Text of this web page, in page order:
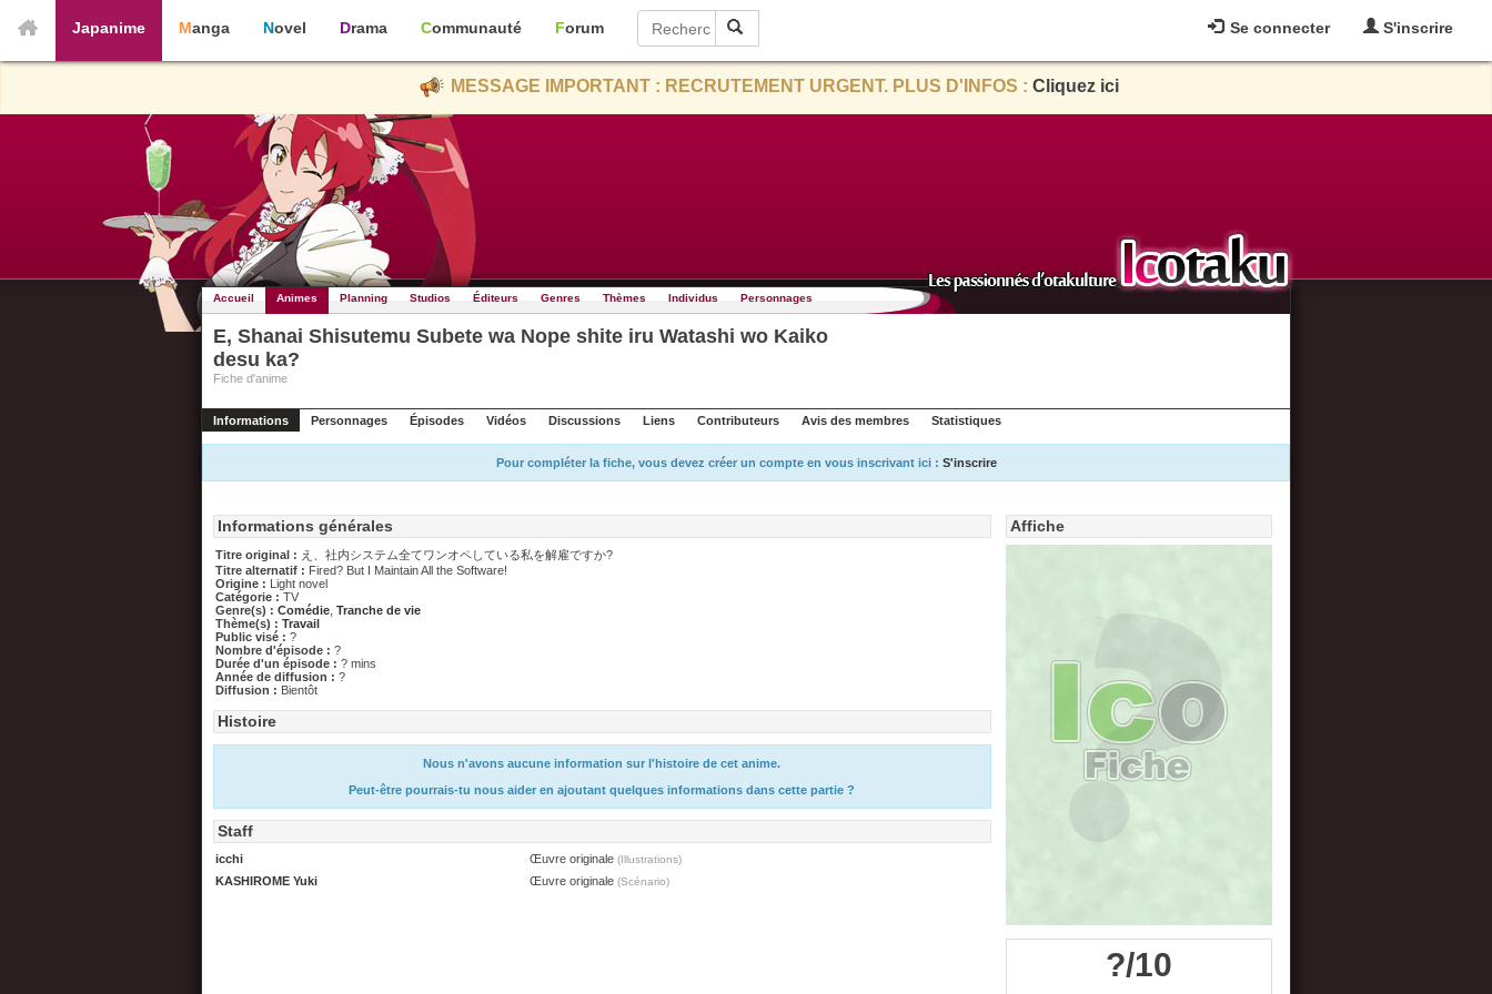
Se connecter S'inscrire
Japanime Manga Novel Drama Communauté Forum
MESSAGE IMPORTANT : RECRUTEMENT URGENT. PLUS D'INFOS : Cliquez ici
Accueil Animes Planning Studios Éditeurs Genres Thèmes Individus Personnages
E, Shanai Shisutemu Subete wa Nope shite iru Watashi wo Kaiko
desu ka?
Fiche d'anime
Informations Personnages Épisodes Vidéos Discussions Liens Contributeurs Avis des membres Statistiques
Pour compléter la fiche, vous devez créer un compte en vous inscrivant ici : S'inscrire
Affiche
?/10
Informations générales
Titre original : え、社内システム全てワンオペしている私を解雇ですか?
Titre alternatif : Fired? But I Maintain All the Software!
Origine : Light novel
Catégorie : TV
Genre(s) : Comédie Tranche de vie
Thème(s) : Travail
Public visé : ?
Nombre d'épisode : ?
Durée d'un épisode : ? mins
Année de diffusion : ?
Diffusion : Bientôt
Histoire
Nous n'avons aucune information sur l'histoire de cet anime.
Peut-être pourrais-tu nous aider en ajoutant quelques informations dans cette partie ?
Staff
icchi Œuvre originale (Illustrations)
KASHIROME Yuki Œuvre originale (Scénario)